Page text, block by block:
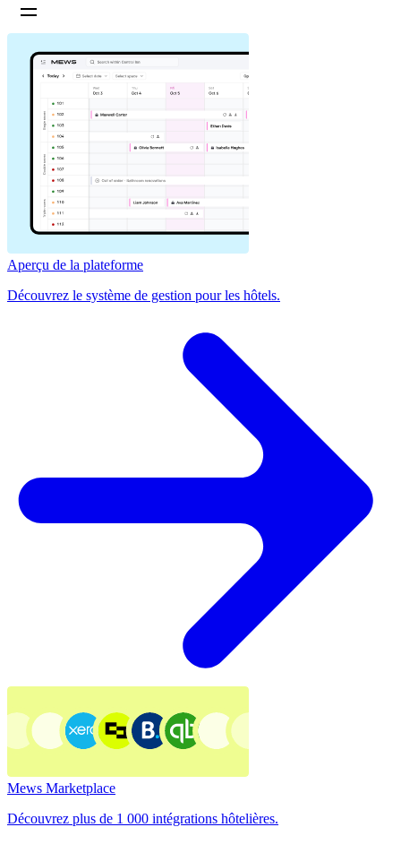
Aperçu de la plateforme
Découvrez le système de gestion pour les hôtels.
Mews Marketplace
Découvrez plus de 1 000 intégrations hôtelières.